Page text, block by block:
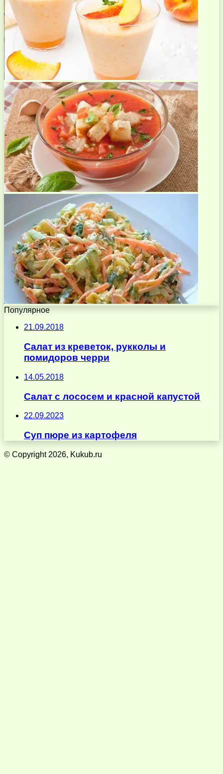
Популярное
21.09.2018
Салат из креветок, рукколы и
помидоров черри
14.05.2018
Салат с лососем и красной капустой
22.09.2023
Суп пюре из картофеля
© Copyright 2026, Kukub.ru